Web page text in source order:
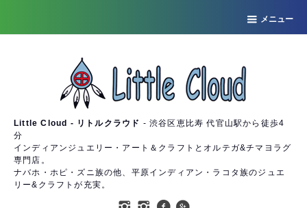
メニュー
Little Cloud - リトルクラウド - 渋谷区恵比寿 代官山駅から徒歩4
分
インディアンジュエリー・アート＆クラフトとオルテガ&チマヨラグ
専門店。
ナバホ・ホピ・ズニ族の他、平原インディアン・ラコタ族のジュエ
リー&クラフトが充実。